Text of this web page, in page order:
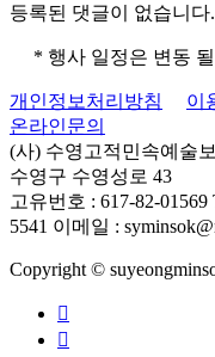
등록된 댓글이 없습니다.
* 행사 일정은 변동 될
개인정보처리방침 이
온라인문의
(사) 수영고적민속예술
수영구 수영성로 43
고유번호 : 617-82-01569
5541 이메일 :
Copyright ©